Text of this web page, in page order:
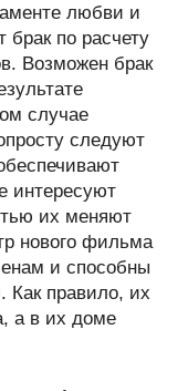
любви и
по расчету
Возможен брак
случае
следуют
интересуют
их меняют
нового фильма
и способны
Как правило, их
а в их доме